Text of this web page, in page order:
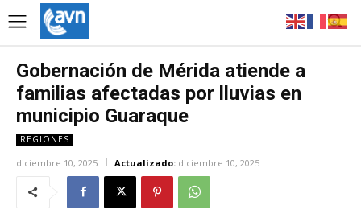
Gobernación de Mérida atiende a
familias afectadas por lluvias en
municipio Guaraque
REGIONES
diciembre 10, 2025 Actualizado: diciembre 10, 2025